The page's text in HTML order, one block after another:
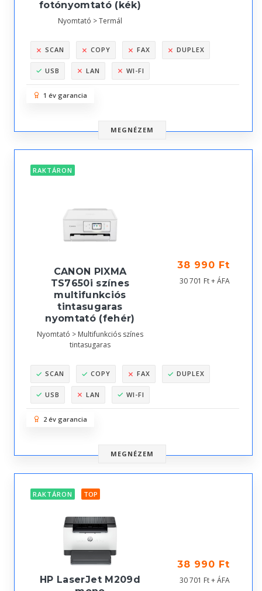
fotónyomtató (kék)
Nyomtató > Termál
SCAN COPY FAX DUPLEX
USB LAN WI-FI
1 év garancia
MEGNÉZEM
RAKTÁRON
CANON PIXMA
TS7650i színes
multifunkciós
tintasugaras
nyomtató (fehér)
Nyomtató > Multifunkciós színes
tintasugaras
38 990 Ft
30 701 Ft + ÁFA
SCAN COPY FAX DUPLEX
USB LAN WI-FI
2 év garancia
MEGNÉZEM
RAKTÁRON TOP
HP LaserJet M209d
38 990 Ft
30 701 Ft + ÁFA